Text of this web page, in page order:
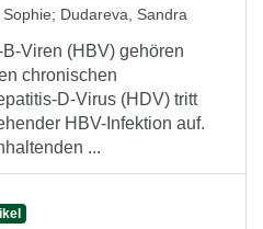
; Dudareva, Sandra
Viren (HBV) gehören
chronischen
D-Virus (HDV) tritt
HBV-Infektion auf.
...